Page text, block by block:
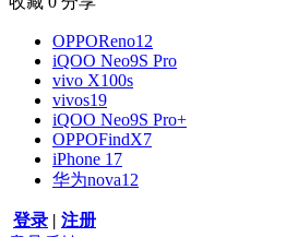
OPPOReno12
iQOO Neo9S Pro
vivo X100s
vivos19
iQOO Neo9S Pro+
OPPOFindX7
iPhone 17
华为nova12
登录 | 注册